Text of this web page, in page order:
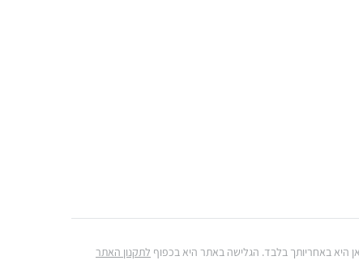
היא באחריותך בלבד. הגלישה באתר היא בכפוף לתקנון האתר